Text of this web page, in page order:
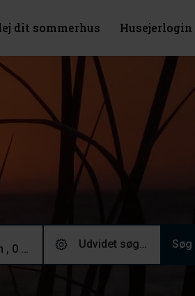
dit sommerhus Husejerlogin
2 voksne, 0 børn , 0 husdyr Udvidet søgning (0)